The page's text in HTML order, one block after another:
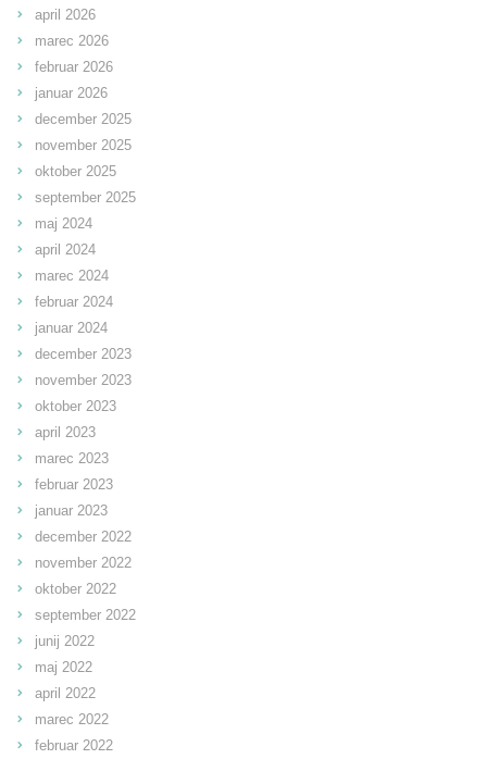
april 2026
marec 2026
februar 2026
januar 2026
december 2025
november 2025
oktober 2025
september 2025
maj 2024
april 2024
marec 2024
februar 2024
januar 2024
december 2023
november 2023
oktober 2023
april 2023
marec 2023
februar 2023
januar 2023
december 2022
november 2022
oktober 2022
september 2022
junij 2022
maj 2022
april 2022
marec 2022
februar 2022